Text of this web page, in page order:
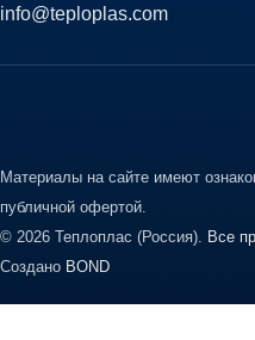
info@teploplas.com
Материалы на сайте имеют
публичной офертой.
© 2026 Теплоплас (Россия). Все
Создано BOND